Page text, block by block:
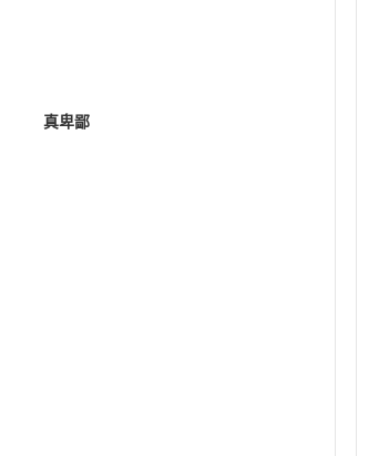
真卑鄙